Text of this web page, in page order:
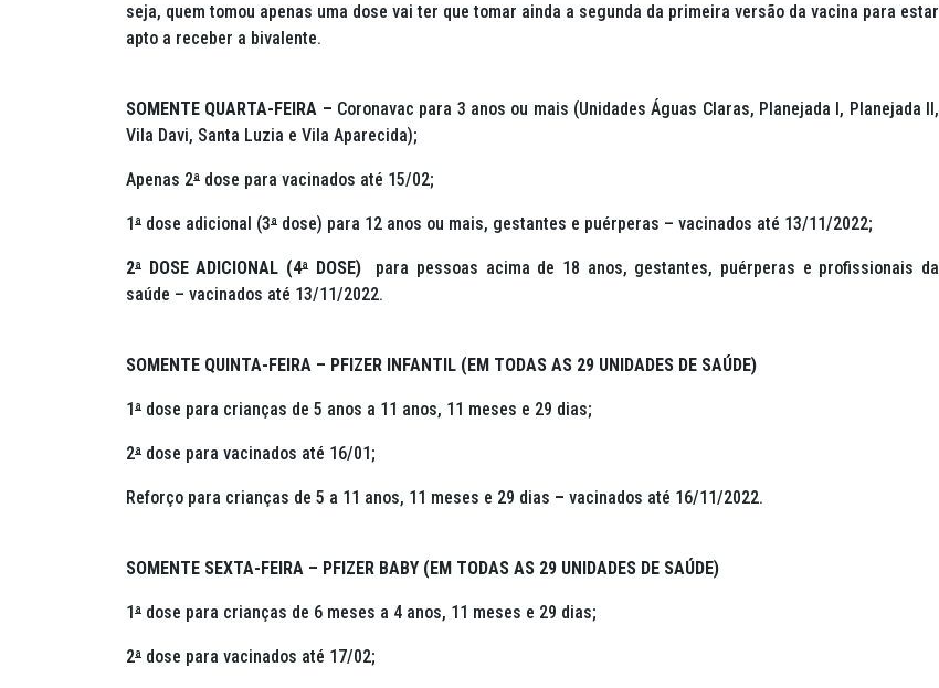
seja, quem tomou apenas uma dose vai ter que tomar ainda a segunda da primeira versão da vacina para estar
apto a receber a bivalente.
SOMENTE QUARTA-FEIRA – Coronavac para 3 anos ou mais (Unidades Águas Claras, Planejada I, Planejada II,
Vila Davi, Santa Luzia e Vila Aparecida);
Apenas 2ª dose para vacinados até 15/02;
1ª dose adicional (3ª dose) para 12 anos ou mais, gestantes e puérperas – vacinados até 13/11/2022;
2ª DOSE ADICIONAL (4ª DOSE)
para pessoas acima de 18 anos, gestantes, puérperas e profissionais da
saúde – vacinados até 13/11/2022.
SOMENTE QUINTA-FEIRA – PFIZER INFANTIL (EM TODAS AS 29 UNIDADES DE SAÚDE)
1ª dose para crianças de 5 anos a 11 anos, 11 meses e 29 dias;
2ª dose para vacinados até 16/01;
Reforço para crianças de 5 a 11 anos, 11 meses e 29 dias – vacinados até 16/11/2022.
SOMENTE SEXTA-FEIRA – PFIZER BABY (EM TODAS AS 29 UNIDADES DE SAÚDE)
1ª dose para crianças de 6 meses a 4 anos, 11 meses e 29 dias;
2ª dose para vacinados até 17/02;